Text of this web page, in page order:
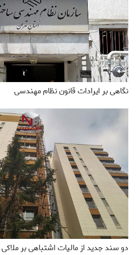
نگاهی بر ایرادات قانون نظام مهندسی
دو سند جدید از مالیات اشتباهی بر